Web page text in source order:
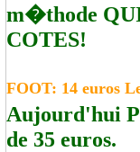
m�thode
COTES!
FOOT: 14 euros
Aujourd'hui
de 35 euros.